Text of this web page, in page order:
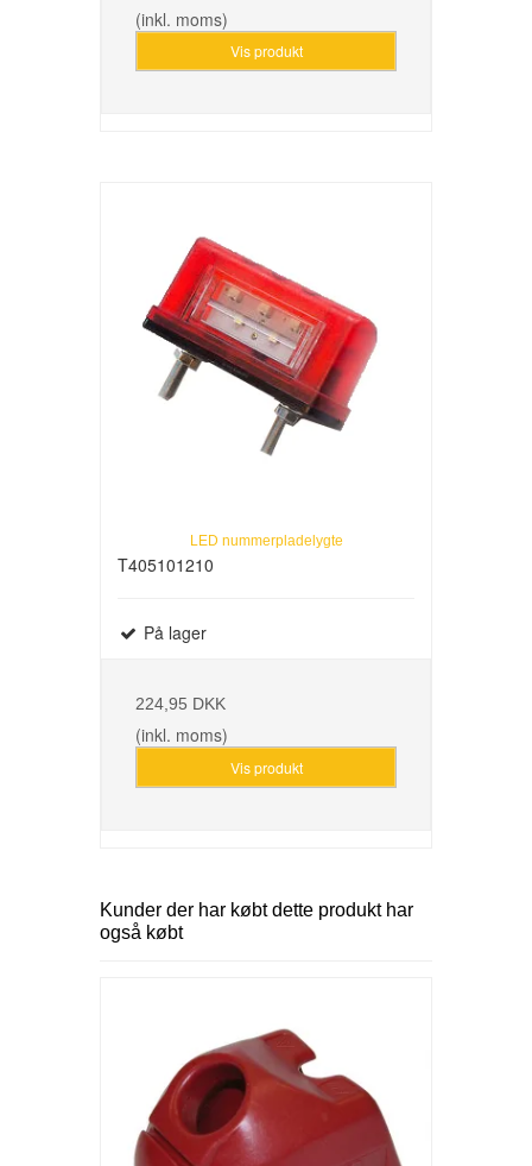
(inkl. moms)
Vis produkt
LED nummerpladelygte
T405101210
På lager
224,95 DKK
(inkl. moms)
Vis produkt
Kunder der har købt dette produkt har
også købt